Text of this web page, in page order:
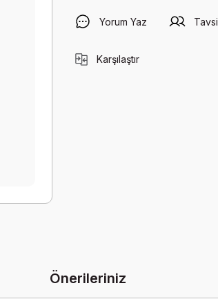
Yorum Yaz
Karşılaştır
Önerileriniz